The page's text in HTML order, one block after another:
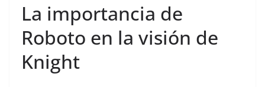
La importancia de
Roboto en la visión de
Knight